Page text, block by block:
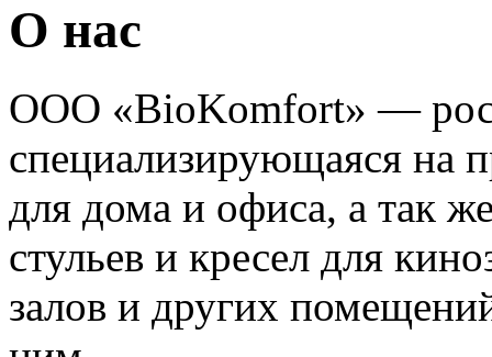
О нас
ООО «BioKomfort» —
специализирующаяся на
для дома и офиса, а так
стульев и кресел для
залов и других